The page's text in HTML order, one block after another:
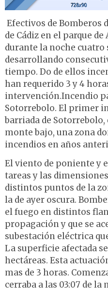
Efectivos de Bomberos
de Cádiz en el parque
durante la noche cuatro
desarrollando
tiempo. Do de ellos
han requerido 3 y 4
intervención.Incendio
Sotorrebolo. El primer
barriada de
monte bajo, una zona
incendios en años
El viento de poniente y
tareas y las
distintos puntos de la
la de ayer oscura.
el fuego en distintos
propagación y que se
subestación eléctrica
La superficie afectada
hectáreas. Esta
mas de 3 horas.
cerraba a las 03:07 de la